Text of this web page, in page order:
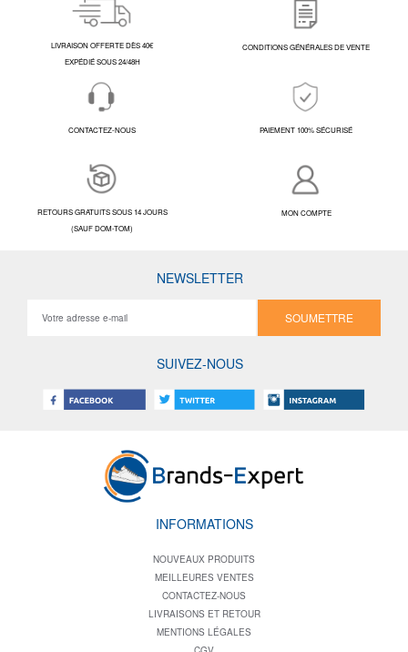
LIVRAISON OFFERTE DÈS 40€
EXPÉDIÉ SOUS 24/48H
CONDITIONS GÉNÉRALES DE VENTE
CONTACTEZ-NOUS PAIEMENT 100% SÉCURISÉ
RETOURS GRATUITS SOUS 14 JOURS
(SAUF DOM-TOM)
MON COMPTE
NEWSLETTER
SOUMETTRE
SUIVEZ-NOUS
INFORMATIONS
NOUVEAUX PRODUITS
MEILLEURES VENTES
CONTACTEZ-NOUS
LIVRAISONS ET RETOUR
MENTIONS LÉGALES